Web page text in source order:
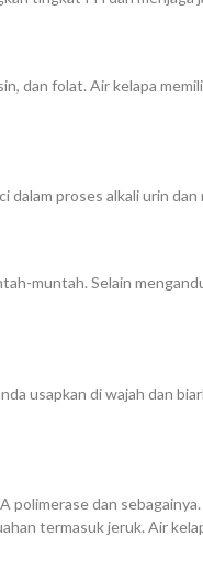
dan folat. Air kelapa
dalam proses alkali urin
muntah. Selain
usapkan di wajah dan
dan
termasuk jeruk. Air